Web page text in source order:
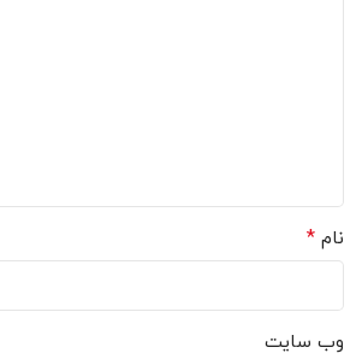
نام *
وب‌ سایت